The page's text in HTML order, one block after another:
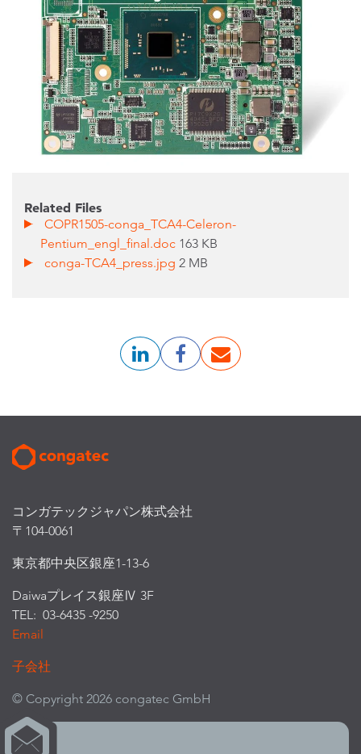
Related Files
COPR1505-conga_TCA4-Celeron-
Pentium_engl_final.doc 163 KB
conga-TCA4_press.jpg 2 MB
コンガテックジャパン株式会社
〒104-0061
東京都中央区銀座1-13-6
Daiwaプレイス銀座Ⅳ 3F
TEL: 03-6435 -9250
Email
子会社
© Copyright 2026 congatec GmbH